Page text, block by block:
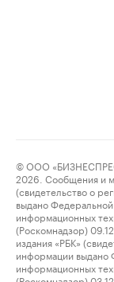
© ООО
2026. Сообщения и
(свидетельство о
выдано
информационных
(Роскомнадзор)
издания «РБК»
информации выдано
информационных